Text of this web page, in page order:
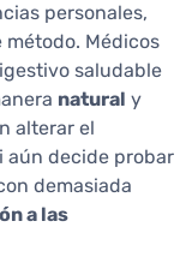
personales,
método. Médicos
saludable
natural y
alterar el
aún decide probar
demasiada
a las